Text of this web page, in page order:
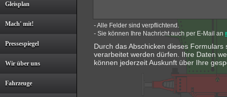
Gleisplan
Mach' mit!
Pressespiegel
Wir über uns
Fahrzeuge
- Alle Felder sind verpflichtend.
- Sie können Ihre Nachricht auch per E-Mail an
Durch das Abschicken dieses
verarbeitet werden dürfen. Ihre Daten
können jederzeit Auskunft über Ihre